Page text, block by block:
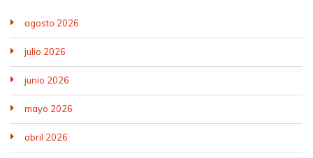
agosto 2026
julio 2026
junio 2026
mayo 2026
abril 2026